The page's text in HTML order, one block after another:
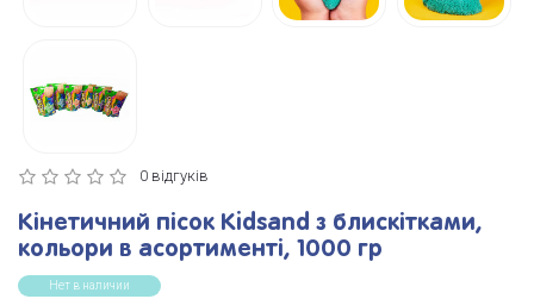
0 відгуків
Кінетичний пісок Kidsand з блискітками,
кольори в асортименті, 1000 гр
Нет в наличии